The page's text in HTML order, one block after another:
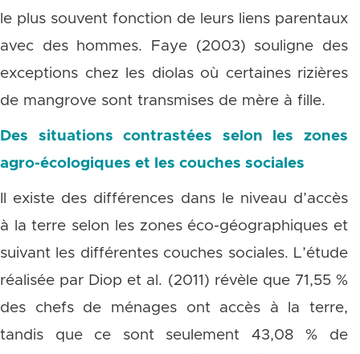
le plus souvent fonction de leurs liens parentaux
avec des hommes. Faye (2003) souligne des
exceptions chez les diolas où certaines rizières
de mangrove sont transmises de mère à fille.
Des situations contrastées selon les zones
agro-écologiques et les couches sociales
Il existe des différences dans le niveau d’accès
à la terre selon les zones éco-géographiques et
suivant les différentes couches sociales. L’étude
réalisée par Diop et al. (2011) révèle que 71,55 %
des chefs de ménages ont accès à la terre,
tandis que ce sont seulement 43,08 % de